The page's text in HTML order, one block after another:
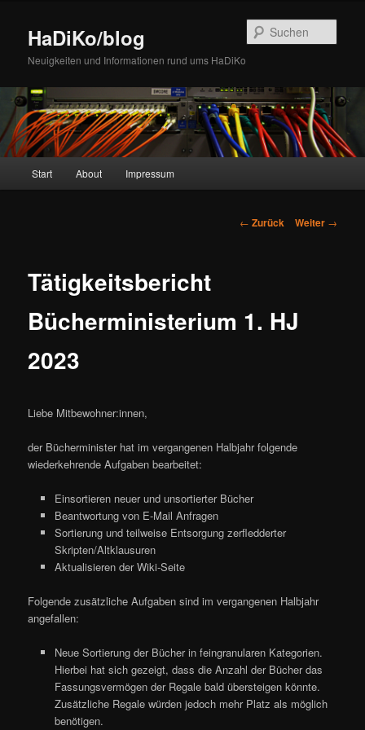
wechselnHaDiKo/blog
Neuigkeiten und Informationen rund ums HaDiKo
Start About Impressum
Beitrags-
← Zurück Weiter →
Tätigkeitsbericht
Bücherministerium 1. HJ
2023
Liebe Mitbewohner:innen,
der Bücherminister hat im vergangenen Halbjahr folgende
wiederkehrende Aufgaben bearbeitet:
Einsortieren neuer und unsortierter Bücher
Beantwortung von E-Mail Anfragen
Sortierung und teilweise Entsorgung zerfledderter
Skripten/Altklausuren
Aktualisieren der Wiki-Seite
Folgende zusätzliche Aufgaben sind im vergangenen Halbjahr
angefallen:
Neue Sortierung der Bücher in feingranularen Kategorien.
Hierbei hat sich gezeigt, dass die Anzahl der Bücher das
Fassungsvermögen der Regale bald übersteigen könnte.
Zusätzliche Regale würden jedoch mehr Platz als möglich
benötigen.